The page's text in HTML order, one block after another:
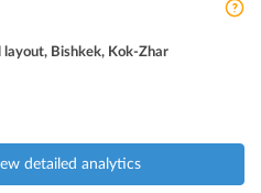
Bishkek, Kok-Zhar
detailed analytics